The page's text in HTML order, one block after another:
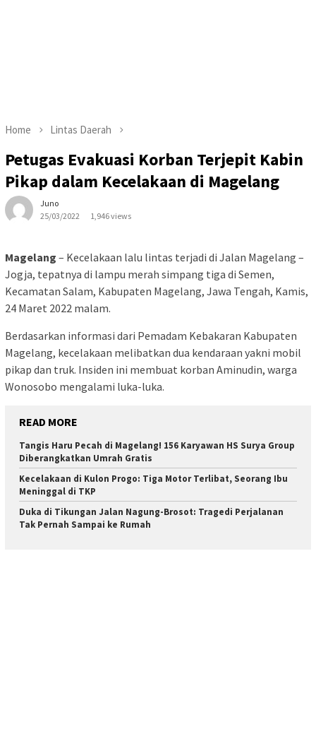
Home Lintas Daerah
Petugas Evakuasi Korban Terjepit Kabin
Pikap dalam Kecelakaan di Magelang
Juno
25/03/2022
1,946 views
Magelang – Kecelakaan lalu lintas terjadi di Jalan Magelang –
Jogja, tepatnya di lampu merah simpang tiga di Semen,
Kecamatan Salam, Kabupaten Magelang, Jawa Tengah, Kamis,
24 Maret 2022 malam.
Berdasarkan informasi dari Pemadam Kebakaran Kabupaten
Magelang, kecelakaan melibatkan dua kendaraan yakni mobil
pikap dan truk. Insiden ini membuat korban Aminudin, warga
Wonosobo mengalami luka-luka.
READ MORE
Tangis Haru Pecah di Magelang! 156 Karyawan HS Surya Group
Diberangkatkan Umrah Gratis
Kecelakaan di Kulon Progo: Tiga Motor Terlibat, Seorang Ibu
Meninggal di TKP
Duka di Tikungan Jalan Nagung-Brosot: Tragedi Perjalanan
Tak Pernah Sampai ke Rumah